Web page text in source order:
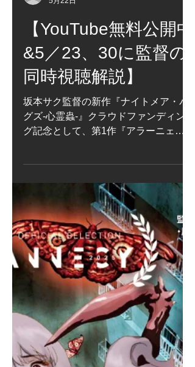
zelicofilm
5月22日
【YouTube無料公開中
&5／23、30に監督の
同時視聴解説】
グ記念として、第1作『アラーニェの
虫籠』(花澤香菜CV)と、第二作『アム
リタの饗宴』(内田真礼CV)が、
YouTubeにて期間限定・無料公開中で
す。 『アラーニェの虫籠』
https://youtu.be/tx7Jm_oCbag?si=jFj-
WljD9VI_SrXk 『アムリタの饗宴』
https://youtu.be/kbLs0dmeoKs?
si=CVYYDhwCKCc_N9Wf また、
5/23(土)と5/30(土)の夜9時からは、坂
本サク監督の同時視聴(ウォッチパーテ
ィ)解説も実施予定です。 5/23(土)夜9
時から『アラーニェの虫籠』同時視